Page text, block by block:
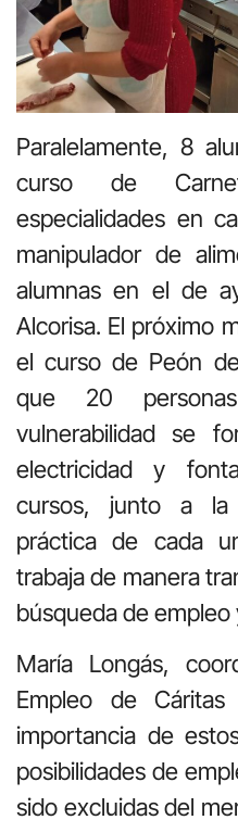
Paralelamente, 8
curso de
especialidades en
manipulador de
alumnas en el de
Alcorisa. El próximo
el curso de Peón
que 20
vulnerabilidad se
electricidad y
cursos, junto a la
práctica de cada
trabaja de manera
búsqueda de empleo
María Longás,
Empleo de
importancia de
posibilidades de
sido excluidas del